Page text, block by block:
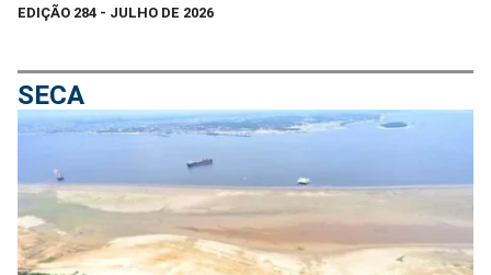
EDIÇÃO 284 - JULHO DE 2026
SECA